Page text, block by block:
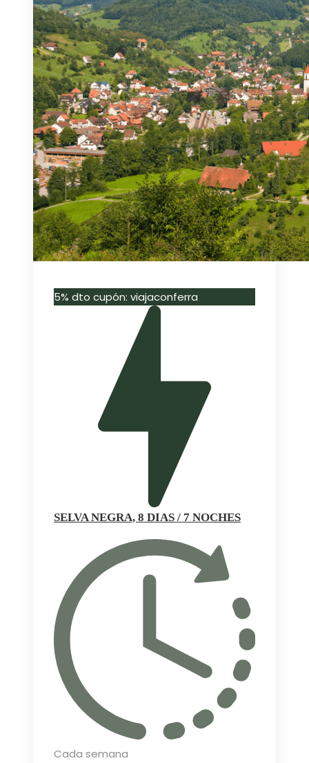
5% dto cupón: viajaconferra
SELVA NEGRA, 8 DIAS / 7 NOCHES
Cada semana